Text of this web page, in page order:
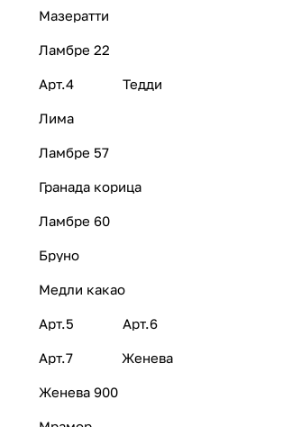
Мазератти
Ламбре 22
Арт.4 Тедди
Лима
Ламбре 57
Гранада корица
Ламбре 60
Бруно
Медли какао
Арт.5 Арт.6
Арт.7 Женева
Женева 900